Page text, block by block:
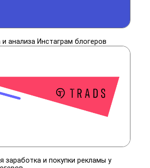
анализа Инстаграм блогеров
заработка и покупки рекламы у